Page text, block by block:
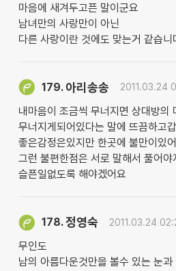
마음에 새겨두고픈 말이군요
남녀만의 사랑만이 아닌
다른 사랑이란 것에도 맞는거 같습니
179. 아리송송 2011.03.24
내마음이 조금씩 무너지면 상대방의
무너지게되어있다는 말에 뜨끔하고
좋은감정은있지만 한곳에 불만이있
그런 불편한점은 서로 말해서 풀어야
슬픈일없도록 해야겠어요
178.정영숙 2011.03.24
무인도
남의 아름다운것만을 볼수 있는 눈과